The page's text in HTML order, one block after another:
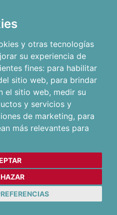
y otras tecnologías
su experiencia de
fines: para habilitar
sitio web, para brindar
el sitio web, medir su
y servicios y
de marketing, para
más relevantes para